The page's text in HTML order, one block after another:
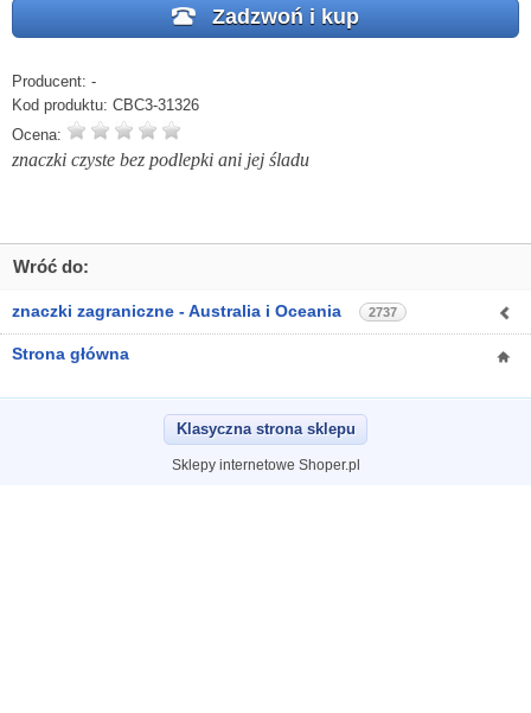
Zadzwoń i kup
Producent: -
Kod produktu: CBC3-31326
Ocena:
znaczki czyste bez podlepki ani jej śladu
Wróć do:
znaczki zagraniczne - Australia i Oceania 2737
Strona główna
Klasyczna strona sklepu
Sklepy internetowe Shoper.pl